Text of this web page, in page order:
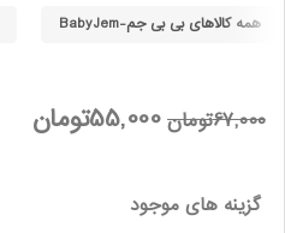
همه کالاهای بی بی جم-BabyJem
67,000تومان 55,000تومان
گزینه های موجود